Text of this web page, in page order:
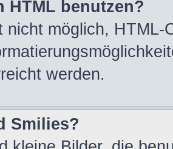
HTML benutzen?
nicht möglich,
werden.
Smilies?